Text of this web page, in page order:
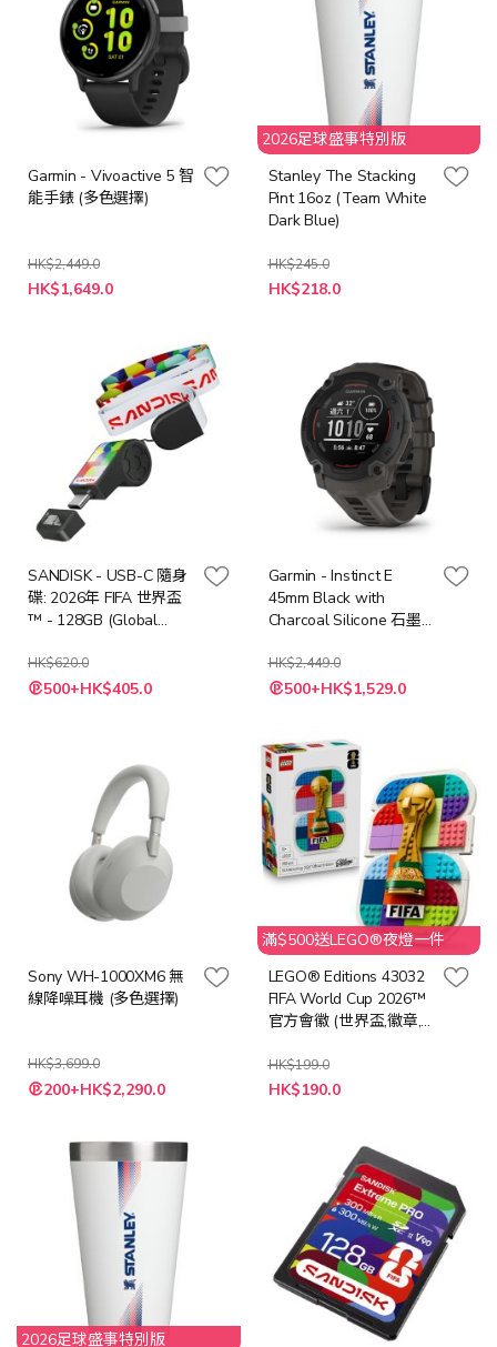
Garmin - Vivoactive 5 智
能手錶 (多色選擇)
HK$2,449.0
HK$1,649.0
2026足球盛事特別版
Stanley The Stacking
Pint 16oz (Team White
Dark Blue)
HK$245.0
特
殊
HK$218.0
SANDISK - USB-C 隨身
碟: 2026年 FIFA 世界盃
™ - 128GB (Global
G46)
HK$620.0
特
殊 500+HK$405.0
Garmin - Instinct E
45mm Black with
Charcoal Silicone 石墨
HK$2,449.0
特
殊 500+HK$1,529.0
Sony WH-1000XM6 無
線降噪耳機 (多色選擇)
HK$3,699.0
200+HK$2,290.0
滿$500送LEGO®夜燈一件
LEGO® Editions 43032
FIFA World Cup 2026™
官方會徽 (世界盃,徽章,
HK$199.0
特
殊
HK$190.0
2026足球盛事特別版